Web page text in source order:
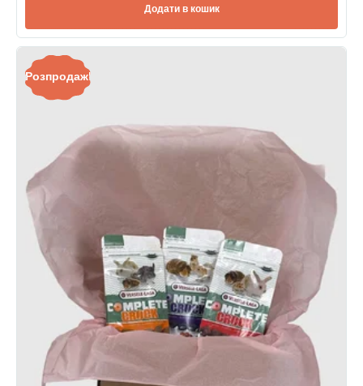
Додати в кошик
Розпродаж!